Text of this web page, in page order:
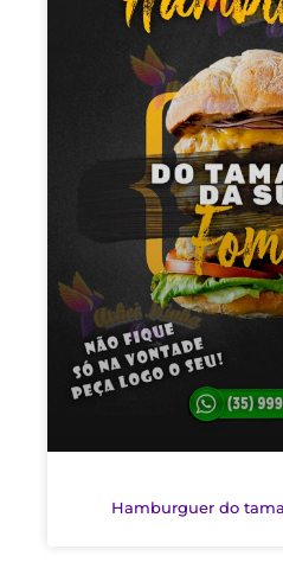
Hamburguer do